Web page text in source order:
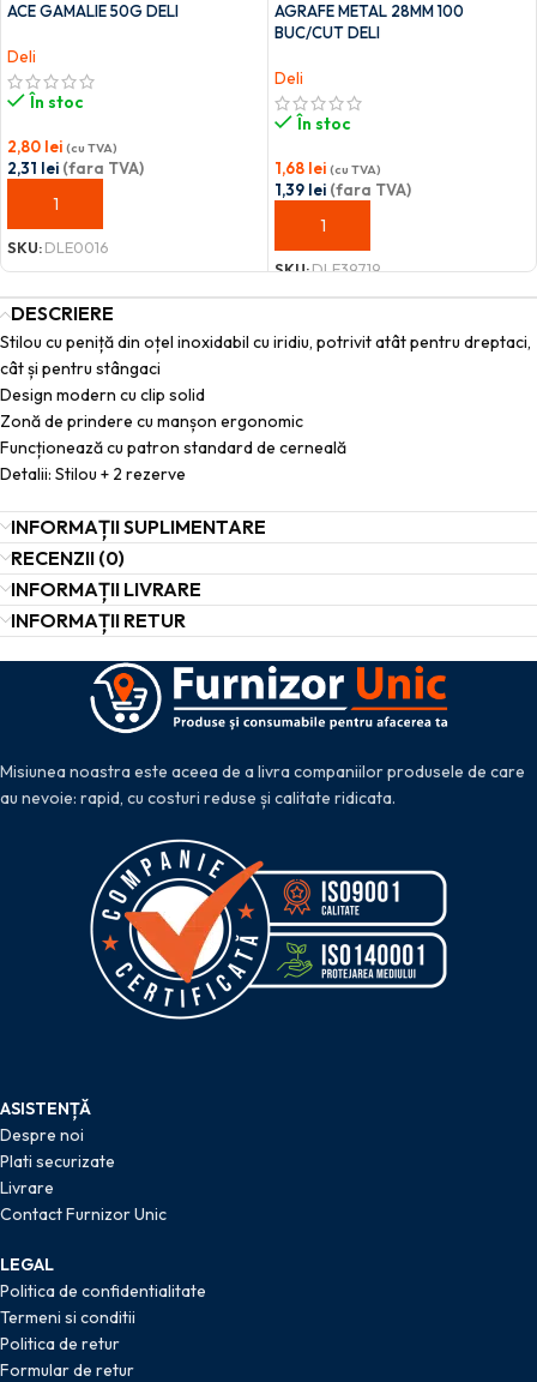
ACE GAMALIE 50G DELI
Deli
În stoc
2,80 lei (cu TVA)
2,31 lei (fara TVA)
ADAUGĂ ÎN COȘ
SKU:DLE0016
AGRAFE METAL 28MM 100
BUC/CUT DELI
Deli
În stoc
1,68 lei (cu TVA)
1,39 lei (fara TVA)
ADAUGĂ ÎN COȘ
SKU:DLE39719
DESCRIERE
Stilou cu peniță din oțel inoxidabil cu iridiu, potrivit atât pentru dreptaci,
cât și pentru stângaci
Design modern cu clip solid
Zonă de prindere cu manșon ergonomic
Funcționează cu patron standard de cerneală
Detalii: Stilou + 2 rezerve
INFORMAȚII SUPLIMENTARE
RECENZII (0)
INFORMAȚII LIVRARE
INFORMAȚII RETUR
Misiunea noastra este aceea de a livra companiilor produsele de care
au nevoie: rapid, cu costuri reduse și calitate ridicata.
ASISTENȚĂ
Despre noi
Plati securizate
Livrare
Contact Furnizor Unic
LEGAL
Politica de confidentialitate
Termeni si conditii
Politica de retur
Formular de retur